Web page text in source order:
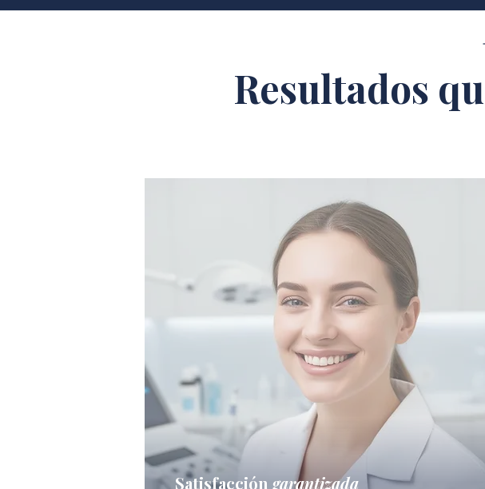
Resultados
Satisfacción garantizada